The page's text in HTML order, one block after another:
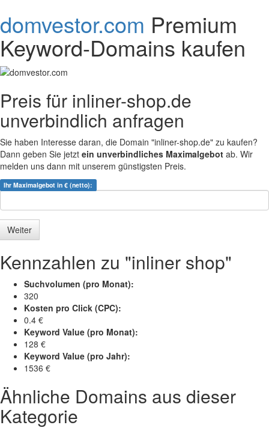
domvestor.com Premium
Keyword-Domains kaufen
Preis für inliner-shop.de
unverbindlich anfragen
Sie haben Interesse daran, die Domain "inliner-shop.de" zu kaufen?
Dann geben Sie jetzt ein unverbindliches Maximalgebot ab. Wir
melden uns dann mit unserem günstigsten Preis.
Ihr Maximalgebot in € (netto):
Kennzahlen zu "inliner shop"
Suchvolumen (pro Monat):
320
Kosten pro Click (CPC):
0.4 €
Keyword Value (pro Monat):
128 €
Keyword Value (pro Jahr):
1536 €
Ähnliche Domains aus dieser
Kategorie